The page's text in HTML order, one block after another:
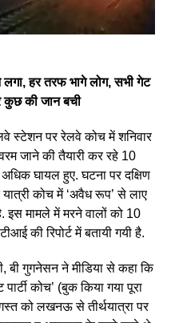
हर तरफ भागे लोग, सभी गेट
की जान बची
स्टेशन पर रेलवे कोच में शनिवार
जाने की तैयारी कर रहे 10
घायल हुए. घटना पर दक्षिण
कोच में ‘अवैध रूप’ से लाए
मामले में मरने वालों को 10
की रिपोर्ट में बतायी गयी है.
बी गुगनेसन ने मीडिया से कहा कि
कोच’ (बुक किया गया पूरा
को लखनऊ से तीर्थयात्रा पर